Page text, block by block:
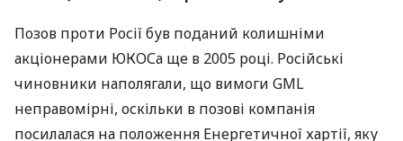
Позов проти Росії був поданий колишніми
акціонерами ЮКОСа ще в 2005 році. Російські
чиновники наполягали, що вимоги GML
неправомірні, оскільки в позові компанія
посилалася на положення Енергетичної хартії, яку